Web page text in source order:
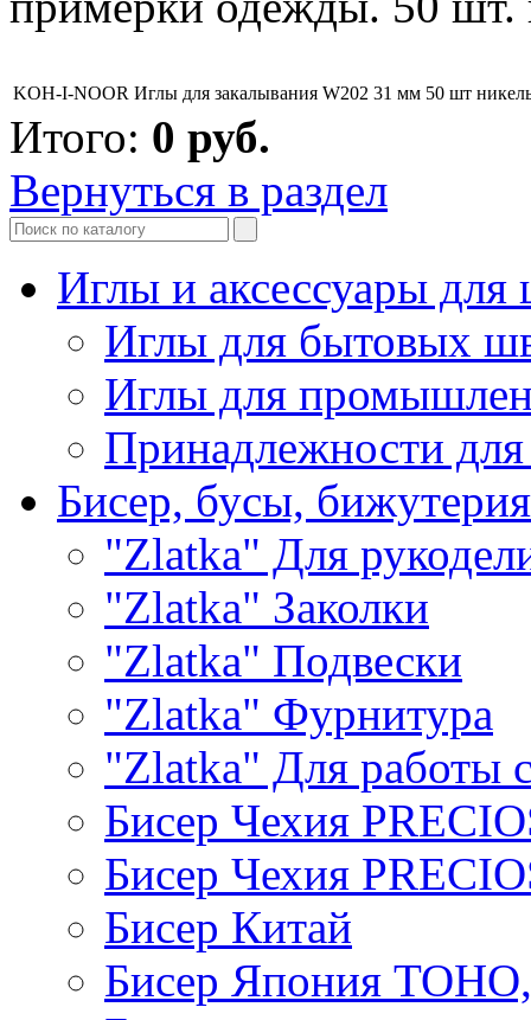
KOH-I-NOOR Иглы для закалывания W202 31 мм 50 шт
Итого: 0 руб.
Вернуться в раздел
Иглы и аксессуары
Иглы для бытовых
Иглы для
Принадлежности
Бисер, бусы, бижутерия
"Zlatka" Для
"Zlatka" Заколки
"Zlatka" Подвески
"Zlatka" Фурнитура
"Zlatka" Для работы
Бисер Чехия
Бисер Чехия
Бисер Китай
Бисер Япония